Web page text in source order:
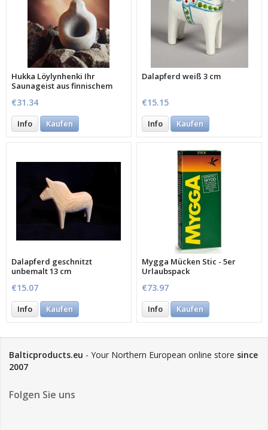
Hukka Löylynhenki Ihr
Saunageist aus finnischem
€31.34
Info Kaufen
Dalapferd weiß 3 cm
€15.15
Info Kaufen
Dalapferd geschnitzt
unbemalt 13 cm
€15.07
Info Kaufen
Mygga Mücken Stic - 5er
Urlaubspack
€73.97
Info Kaufen
Balticproducts.eu - Your Northern European online store since
2007
Folgen Sie uns